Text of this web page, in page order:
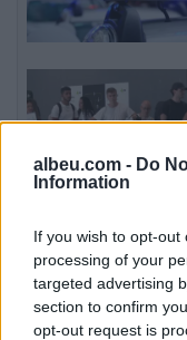
albeu.com - Do
Information
If you wish to opt-
processing of your
targeted advertising
section to confirm
opt-out request is